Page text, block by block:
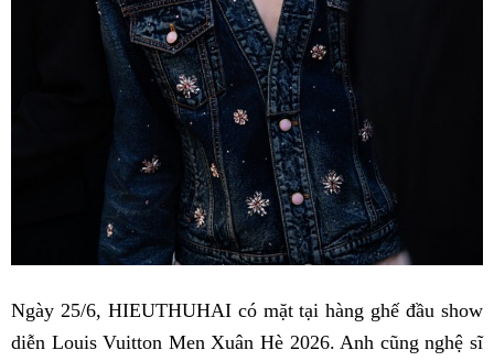
Ngày 25/6, HIEUTHUHAI có mặt tại hàng ghế đầu show
diễn Louis Vuitton Men Xuân Hè 2026. Anh cũng nghệ sĩ